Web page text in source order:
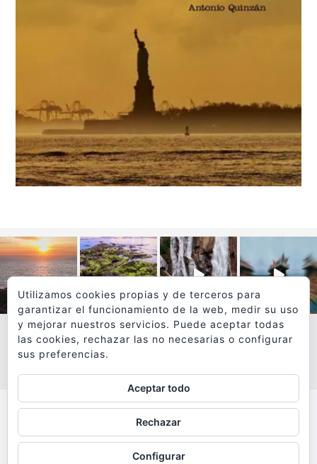
VER MÁS
Todos los textos y fotografías de
www.viajesyfotografia.comson propiedad de su autor
y están protegidos por © Copyright
Utilizamos cookies propias y de terceros para
garantizar el funcionamiento de la web, medir su uso
y mejorar nuestros servicios. Puede aceptar todas
las cookies, rechazar las no necesarias o configurar
sus preferencias.
Aceptar todo
Rechazar
Configurar